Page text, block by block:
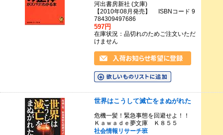
河出書房新社 (文庫)
【2010年08月発売】 ISBNコード 9
784309497686
597円
在庫状況：品切れのためご注文いただ
けません
世界はこうして滅亡をまぬがれた
危機一髪！緊急事態を回避せよ！！
Ｋａｗａｄｅ夢文庫 Ｋ８５５
社会情報リサーチ班